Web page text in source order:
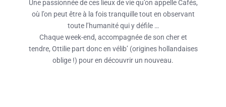
Une passionnée de ces lieux de vie qu’on appelle Cafés,
où l’on peut être à la fois tranquille tout en observant
toute l’humanité qui y défile …
Chaque week-end, accompagnée de son cher et
tendre, Ottilie part donc en vélib’ (origines hollandaises
oblige !) pour en découvrir un nouveau.